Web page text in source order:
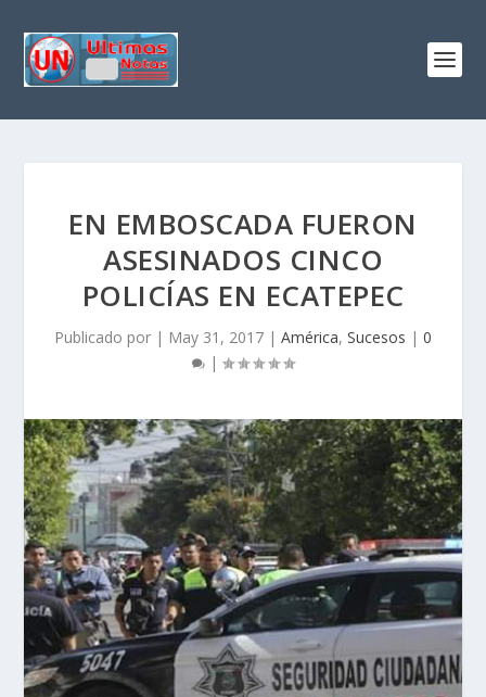
EN EMBOSCADA FUERON
ASESINADOS CINCO
POLICÍAS EN ECATEPEC
Publicado por | May 31, 2017 | América, Sucesos | 0
|